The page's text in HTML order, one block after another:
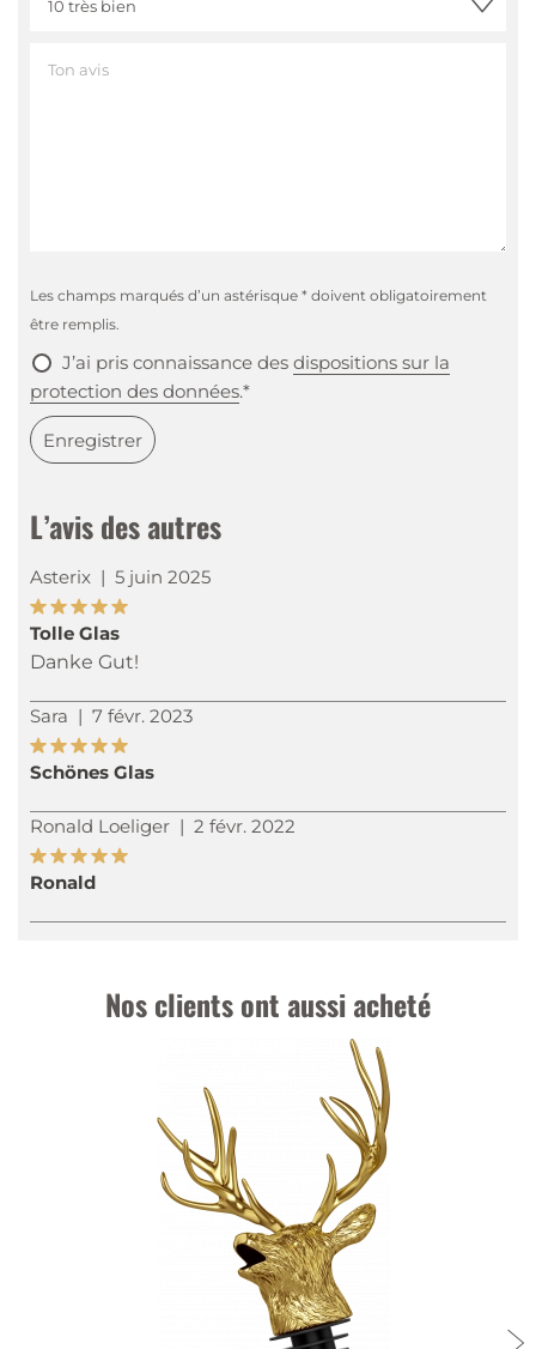
L’avis des autres
Asterix | 5 juin 2025
Tolle Glas
Danke Gut!
Sara | 7 févr. 2023
Schönes Glas
Ronald Loeliger | 2 févr. 2022
Ronald
Les champs marqués d’un astérisque * doivent obligatoirement
être remplis.
J’ai pris connaissance des dispositions sur la
protection des données.*
Enregistrer
Nos clients ont aussi acheté